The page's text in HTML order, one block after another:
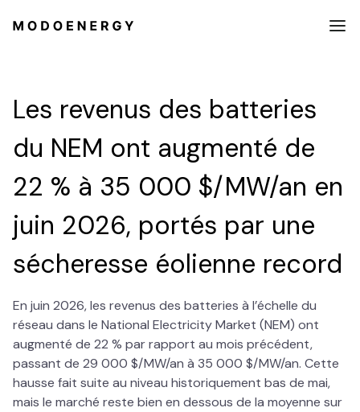
Les revenus des batteries
du NEM ont augmenté de
22 % à 35 000 $/MW/an en
juin 2026, portés par une
sécheresse éolienne record
​En juin 2026, les revenus des batteries à l’échelle du
réseau dans le National Electricity Market (NEM) ont
augmenté de 22 % par rapport au mois précédent,
passant de 29 000 $/MW/an à 35 000 $/MW/an. Cette
hausse fait suite au niveau historiquement bas de mai,
mais le marché reste bien en dessous de la moyenne sur